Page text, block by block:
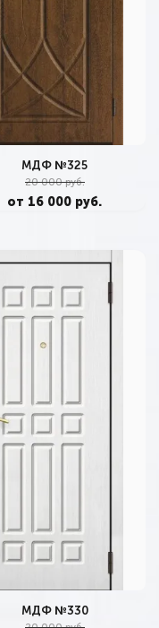
МДФ №325
20 000 руб.
от 16 000 руб.
МДФ №330